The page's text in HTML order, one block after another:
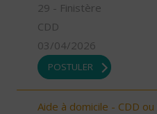
29 - Finistère
CDD
03/04/2026
POSTULER
Aide à domicile - CDD